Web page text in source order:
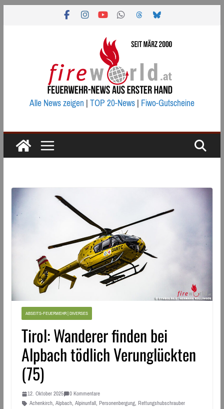
Alle News zeigen|TOP 20-News|Fiwo-Gutscheine
ABSEITS-FEUERWEHR | DIVERSES
Tirol: Wanderer finden bei
Alpbach tödlich Verunglückten
(75)
12. Oktober 2025
0 Kommentare
Achenkirch, Alpbach, Alpinunfall, Personenbergung, Rettungshubschrauber